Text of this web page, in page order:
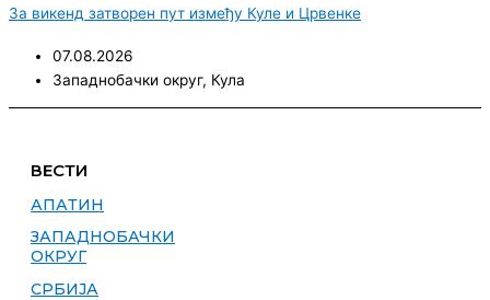
За викенд затворен пут између Куле и Црвенке
07.08.2026
Западнобачки округ, Кула
ВЕСТИ
АПАТИН
ЗАПАДНОБАЧКИ
ОКРУГ
СРБИЈА